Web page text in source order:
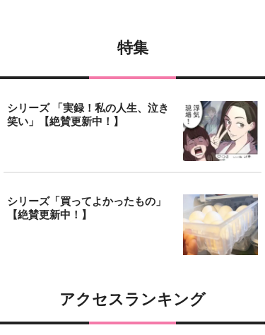
特集
シリーズ 「実録！私の人生、泣き
笑い」【絶賛更新中！】
シリーズ「買ってよかったもの」
【絶賛更新中！】
アクセスランキング